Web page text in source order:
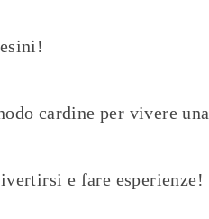
cardine per vivere una
e fare esperienze!